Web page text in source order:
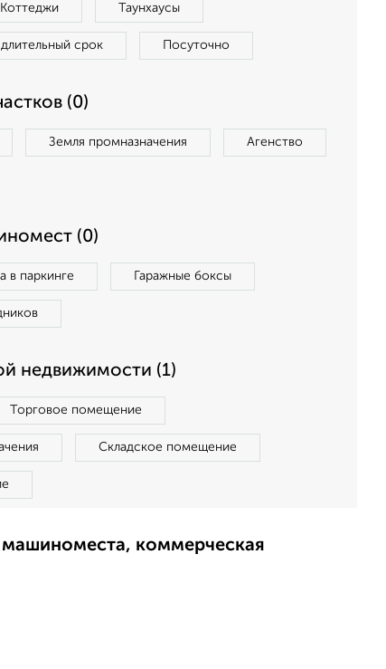
Коттеджи Таунхаусы
срок Посуточно
(0)
Земля промназначения Агенство
(0)
в паркинге Гаражные боксы
недвижимости (1)
Торговое помещение
Складское помещение
коммерческая